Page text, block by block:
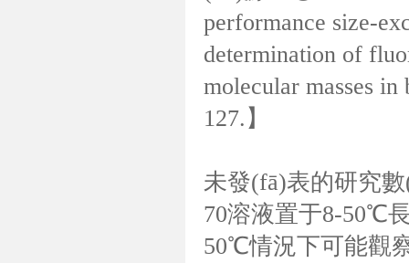
performance size-
determination of
molecular masses
127.】
未發(fā)表的研究
70溶液置于8-50℃
50℃情況下可能觀